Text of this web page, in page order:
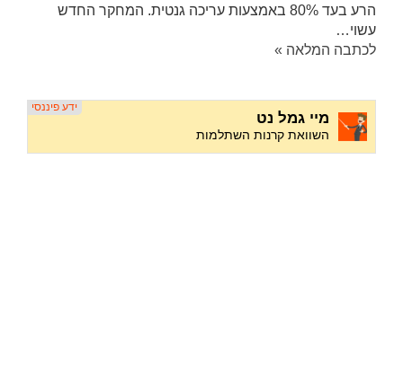
הרע בעד 80% באמצעות עריכה גנטית. המחקר החדש
עשוי…
לכתבה המלאה »